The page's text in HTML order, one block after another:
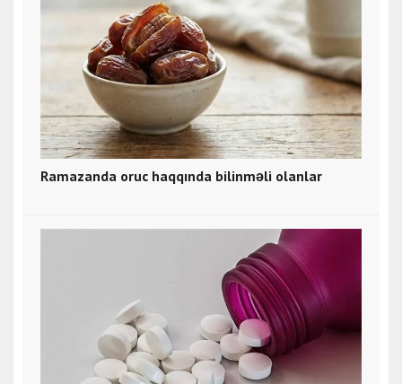
Ramazanda oruc haqqında bilinməli olanlar